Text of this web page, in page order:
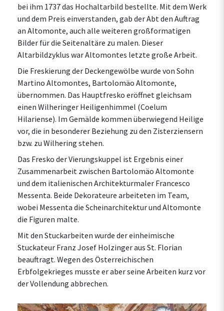
bei ihm 1737 das Hochaltarbild bestellte. Mit dem Werk
und dem Preis einverstanden, gab der Abt den Auftrag
an Altomonte, auch alle weiteren großformatigen
Bilder für die Seitenaltäre zu malen. Dieser
Altarbildzyklus war Altomontes letzte große Arbeit.
Die Freskierung der Deckengewölbe wurde von Sohn
Martino Altomontes, Bartolomäo Altomonte,
übernommen. Das Hauptfresko eröffnet gleichsam
einen Wilheringer Heiligenhimmel (Coelum
Hilariense). Im Gemälde kommen überwiegend Heilige
vor, die in besonderer Beziehung zu den Zisterziensern
bzw. zu Wilhering stehen.
Das Fresko der Vierungskuppel ist Ergebnis einer
Zusammenarbeit zwischen Bartolomäo Altomonte
und dem italienischen Architekturmaler Francesco
Messenta. Beide Dekorateure arbeiteten im Team,
wobei Messenta die Scheinarchitektur und Altomonte
die Figuren malte.
Mit den Stuckarbeiten wurde der einheimische
Stuckateur Franz Josef Holzinger aus St. Florian
beauftragt. Wegen des Österreichischen
Erbfolgekrieges musste er aber seine Arbeiten kurz vor
der Vollendung abbrechen.